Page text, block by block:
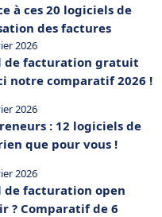
à ces 20 logiciels de
des factures
2026
de facturation gratuit
notre comparatif 2026 !
2026
: 12 logiciels de
que pour vous !
2026
de facturation open
? Comparatif de 6